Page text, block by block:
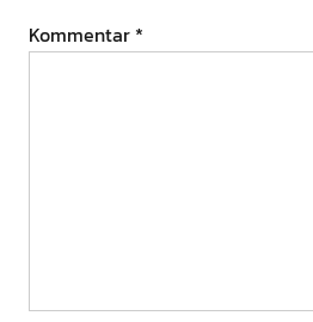
Kommentar *